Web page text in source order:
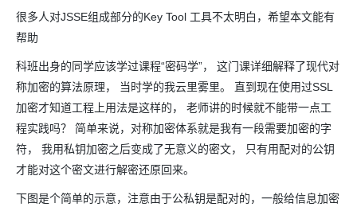
很多人对JSSE组成部分的Key Tool 工具不太明白，希望本文能有
帮助
科班出身的同学应该学过课程“密码学”， 这门课详细解释了现代对
称加密的算法原理， 当时学的我云里雾里。 直到现在使用过SSL
加密才知道工程上用法是这样的， 老师讲的时候就不能带一点工
程实践吗？ 简单来说，对称加密体系就是我有一段需要加密的字
符， 我用私钥加密之后变成了无意义的密文， 只有用配对的公钥
才能对这个密文进行解密还原回来。
下图是个简单的示意，注意由于公私钥是配对的，一般给信息加密